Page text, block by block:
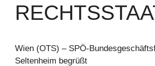
Wien (OTS) – SPÖ-
Seltenheim begrüßt